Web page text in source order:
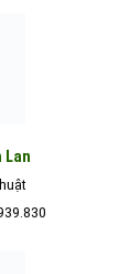
Lan